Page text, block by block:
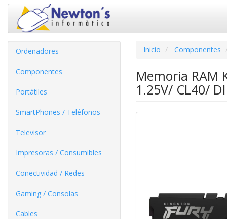
Ordenadores
Componentes
Portátiles
SmartPhones / Teléfonos
Televisor
Impresoras / Consumibles
Conectividad / Redes
Gaming / Consolas
Cables
Inicio Componentes
Memoria RAM
1.25V/ CL40/